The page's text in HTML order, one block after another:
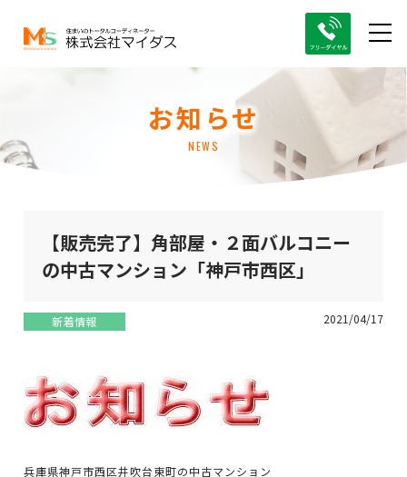
お知らせ
NEWS
【販売完了】角部屋・２面バルコニー
の中古マンション「神戸市西区」
新着情報 2021/04/17
兵庫県神戸市西区井吹台東町の中古マンション